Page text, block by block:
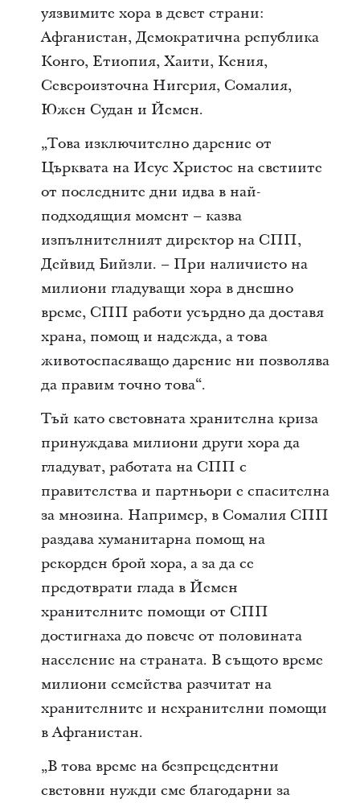
уязвимите хора в девет страни:
Афганистан, Демократична република
Конго, Етиопия, Хаити, Кения,
Североизточна Нигерия, Сомалия,
Южен Судан и Йемен.
„Това изключително дарение от
Църквата на Исус Христос на светиите
от последните дни идва в най-
подходящия момент – казва
изпълнителният директор на СПП,
Дейвид Бийзли. – При наличието на
милиони гладуващи хора в днешно
време, СПП работи усърдно да доставя
храна, помощ и надежда, а това
животоспасяващо дарение ни позволява
да правим точно това“.
Тъй като световната хранителна криза
принуждава милиони други хора да
гладуват, работата на СПП с
правителства и партньори е спасителна
за мнозина. Например, в Сомалия СПП
раздава хуманитарна помощ на
рекорден брой хора, а за да се
предотврати глада в Йемен
хранителните помощи от СПП
достигнаха до повече от половината
население на страната. В същото време
милиони семейства разчитат на
хранителните и нехранителни помощи
в Афганистан.
„В това време на безпрецедентни
световни нужди сме благодарни за